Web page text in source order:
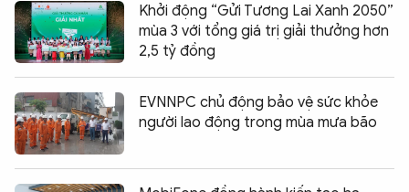
Khởi động “Gửi Tương Lai Xanh 2050”
mùa 3 với tổng giá trị giải thưởng hơn
2,5 tỷ đồng
EVNNPC chủ động bảo vệ sức khỏe
người lao động trong mùa mưa bão